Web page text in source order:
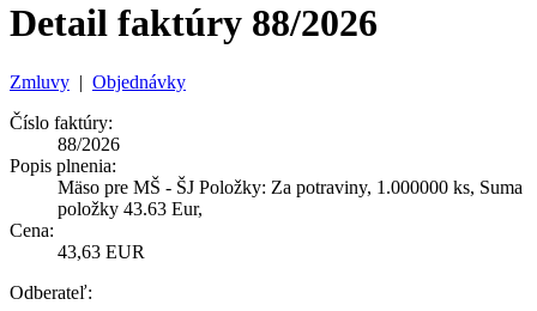
Detail faktúry 88/2026
Zmluvy | Objednávky
Číslo faktúry:
88/2026
Popis plnenia:
Mäso pre MŠ - ŠJ Položky: Za potraviny, 1.000000 ks, Suma
položky 43.63 Eur,
Cena:
43,63 EUR
Odberateľ: